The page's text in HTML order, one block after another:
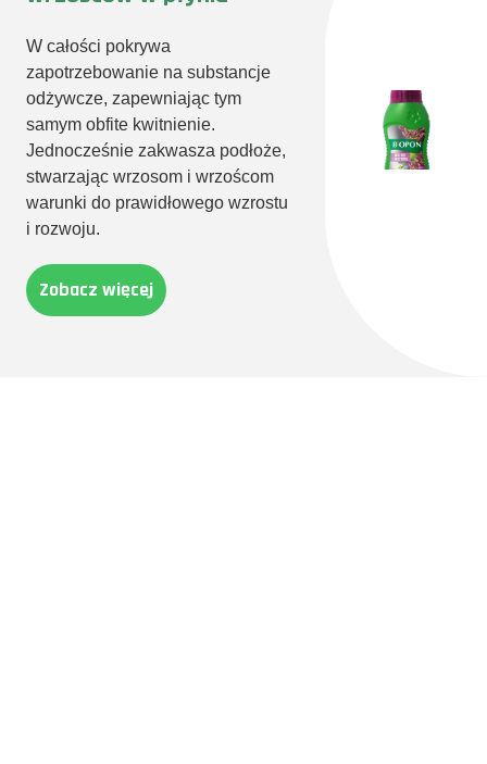
W całości pokrywa
zapotrzebowanie na substancje
odżywcze, zapewniając tym
samym obfite kwitnienie.
Jednocześnie zakwasza podłoże,
stwarzając wrzosom i wrzoścom
warunki do prawidłowego wzrostu
i rozwoju.
Zobacz więcej